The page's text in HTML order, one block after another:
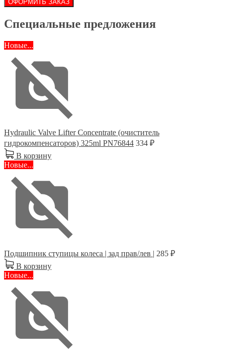
Специальные предложения
Новые...
Hydraulic Valve Lifter Concentrate (очиститель
гидрокомпенсаторов) 325ml PN76844 334 ₽
В корзину
Новые...
Подшипник ступицы колеса | зад прав/лев | 285 ₽
В корзину
Новые...